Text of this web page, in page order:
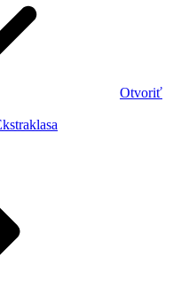
Otvoriť